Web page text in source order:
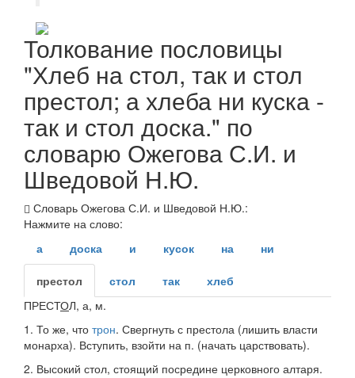
Толкование пословицы
"Хлеб на стол, так и стол
престол; а хлеба ни куска -
так и стол доска." по
словарю Ожегова С.И. и
Шведовой Н.Ю.
Словарь Ожегова С.И. и Шведовой Н.Ю.:
Нажмите на слово:
а
доска и кусок на ни
престол стол так
хлеб
ПРЕСТОЛ, а, м.
1. То же, что трон. Свергнуть с престола (лишить власти
монарха). Вступить, взойти на п. (начать царствовать).
2. Высокий стол, стоящий посредине церковного алтаря.